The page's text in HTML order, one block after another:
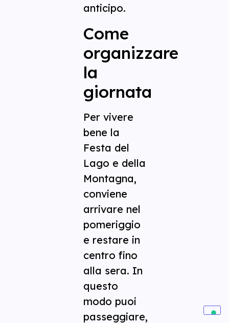
anticipo.
Come
organizzare
la
giornata
Per vivere
bene la
Festa del
Lago e della
Montagna,
conviene
arrivare nel
pomeriggio
e restare in
centro fino
alla sera. In
questo
modo puoi
passeggiare,